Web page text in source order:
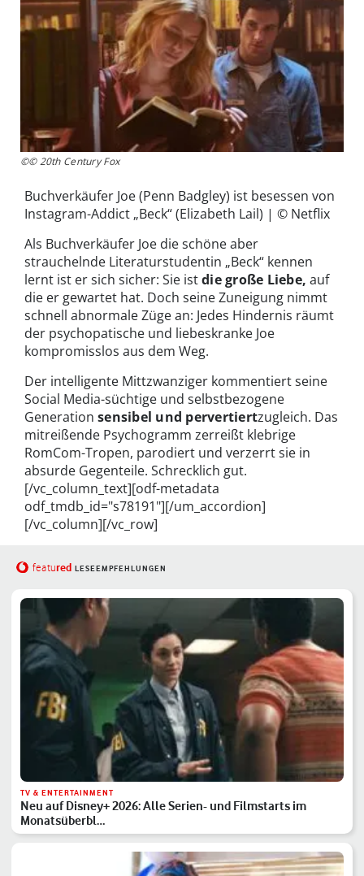
©© 20th Century Fox
Buchverkäufer Joe (Penn Badgley) ist besessen von
Instagram-Addict „Beck“ (Elizabeth Lail) | © Netflix
Als Buchverkäufer Joe die schöne aber
strauchelnde Literaturstudentin „Beck“ kennen
lernt ist er sich sicher: Sie istdie große Liebe, auf
die er gewartet hat. Doch seine Zuneigung nimmt
schnell abnormale Züge an: Jedes Hindernis räumt
der psychopatische und liebeskranke Joe
kompromisslos aus dem Weg.
Der intelligente Mittzwanziger kommentiert seine
Social Media-süchtige und selbstbezogene
Generation sensibel und pervertiertzugleich. Das
mitreißende Psychogramm zerreißt klebrige
RomCom-Tropen, parodiert und verzerrt sie in
absurde Gegenteile. Schrecklich gut.
[/vc_column_text][odf-metadata
odf_tmdb_id="s78191"][/um_accordion]
[/vc_column][/vc_row]
featured LESEEMPFEHLUNGEN
TV & ENTERTAINMENT
Neu auf Disney+ 2026: Alle Serien- und Filmstarts im
Monatsüberbl…